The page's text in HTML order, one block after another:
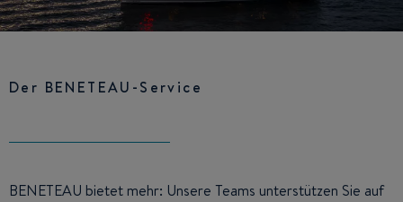
Der BENETEAU-Service
BENETEAU bietet mehr: Unsere Teams unterstützen Sie auf